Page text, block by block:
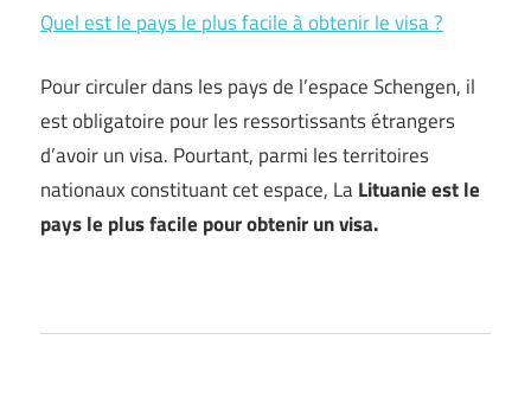
Quel est le pays le plus facile à obtenir le visa ?
Pour circuler dans les pays de l’espace Schengen, il
est obligatoire pour les ressortissants étrangers
d’avoir un visa. Pourtant, parmi les territoires
nationaux constituant cet espace, LaLituanie est le
pays le plus facile pour obtenir un visa.